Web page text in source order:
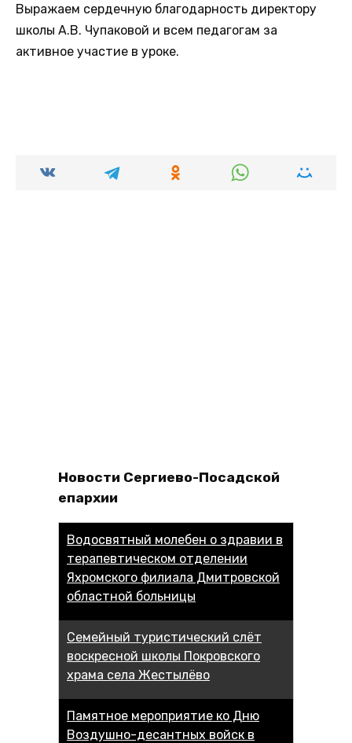
Выражаем сердечную благодарность директору
школы А.В. Чупаковой и всем педагогам за
активное участие в уроке.
Новости Сергиево-Посадской
епархии
Водосвятный молебен о здравии в
терапевтическом отделении
Яхромского филиала Дмитровской
областной больницы
Семейный туристический слёт
воскресной школы Покровского
храма села Жестылёво
Памятное мероприятие ко Дню
Воздушно-десантных войск в